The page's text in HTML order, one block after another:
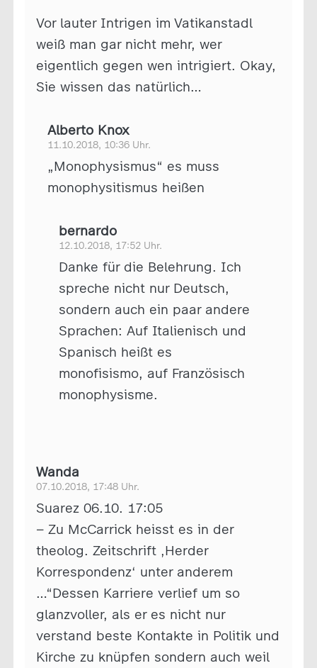
Vor lauter Intrigen im Vatikanstadl
weiß man gar nicht mehr, wer
eigentlich gegen wen intrigiert. Okay,
Sie wissen das natürlich…
Alberto Knox
11.10.2018, 10:36 Uhr.
„Monophysismus“ es muss
monophysitismus heißen
bernardo
12.10.2018, 17:52 Uhr.
Danke für die Belehrung. Ich
spreche nicht nur Deutsch,
sondern auch ein paar andere
Sprachen: Auf Italienisch und
Spanisch heißt es
monofisismo, auf Französisch
monophysisme.
Wanda
07.10.2018, 17:48 Uhr.
Suarez 06.10. 17:05
– Zu McCarrick heisst es in der
theolog. Zeitschrift ‚Herder
Korrespondenz‘ unter anderem
…“Dessen Karriere verlief um so
glanzvoller, als er es nicht nur
verstand beste Kontakte in Politik und
Kirche zu knüpfen sondern auch weil